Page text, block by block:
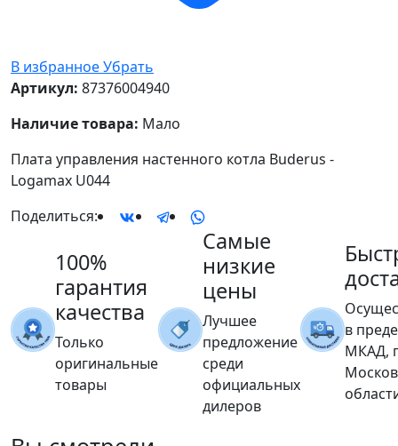
В избранноеУбрать
Артикул: 87376004940
Наличие товара: Мало
Плата управления настенного котла Buderus -
Logamax U044
Поделиться:
100%
гарантия
качества
Только
оригинальные
товары
Самые
низкие
цены
Лучшее
предложение
среди
официальных
дилеров
в
МКАД,